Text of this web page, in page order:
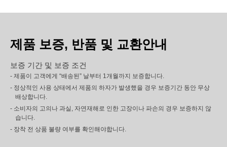
제품 보증, 반품 및 교환안내
보증 기간 및 보증 조건
- 제품이 고객에게 “배송된” 날부터 1개월까지 보증합니다.
- 정상적인 사용 상태에서 제품의 하자가 발생했을 경우 보증기간 동안 무상
배상합니다.
- 소비자의 고의나 과실, 자연재해로 인한 고장이나 파손의 경우 보증하지 않
습니다.
- 장착 전 상품 불량 여부를 확인해야합니다.